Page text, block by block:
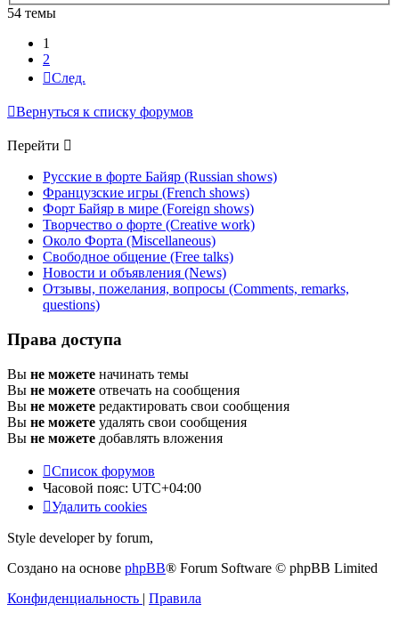
54 темы
1
2
След.
Вернуться к списку форумов
Перейти
Русские в форте Байяр (Russian shows)
Французские игры (French shows)
Форт Байяр в мире (Foreign shows)
Творчество о форте (Creative work)
Около Форта (Miscellaneous)
Свободное общение (Free talks)
Новости и объявления (News)
Отзывы, пожелания, вопросы (Comments, remarks,
questions)
Права доступа
Вы не можете начинать темы
Вы не можете отвечать на сообщения
Вы не можете редактировать свои сообщения
Вы не можете удалять свои сообщения
Вы не можете добавлять вложения
Список форумов
Часовой пояс: UTC+04:00
Удалить cookies
Style developer by forum,
Создано на основе phpBB® Forum Software © phpBB Limited
Конфиденциальность | Правила